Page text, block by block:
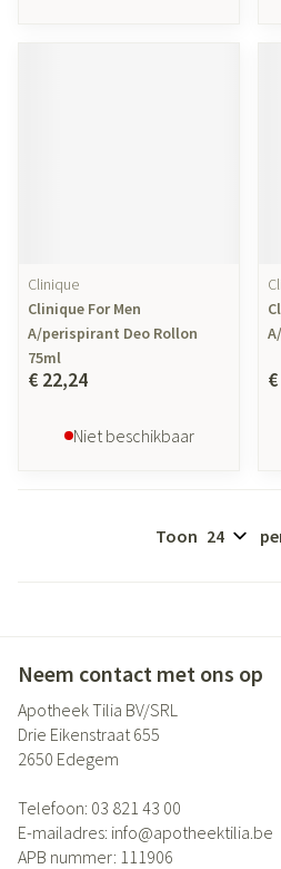
Clinique
Clinique For Men
A/perispirant Deo Rollon
75ml
€ 22,24
Niet beschikbaar
Toon
Neem contact met ons op
Apotheek Tilia BV/SRL
Drie Eikenstraat 655
2650 Edegem
Telefoon: 03 821 43 00
E-mailadres: info@apotheektilia.be
APB nummer: 111906